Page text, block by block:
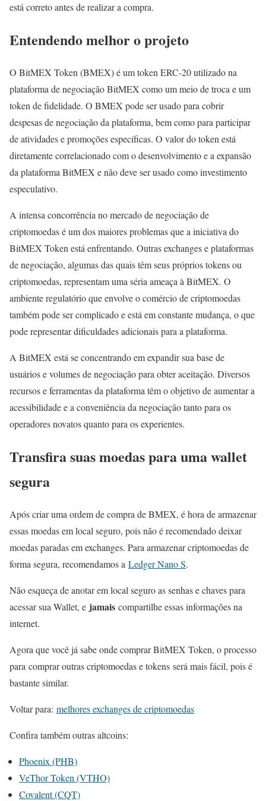
está correto antes de realizar a compra.
Entendendo melhor o projeto
O BitMEX Token (BMEX) é um token ERC-20 utilizado na
plataforma de negociação BitMEX como um meio de troca e um
token de fidelidade. O BMEX pode ser usado para cobrir
despesas de negociação da plataforma, bem como para participar
de atividades e promoções específicas. O valor do token está
diretamente correlacionado com o desenvolvimento e a expansão
da plataforma BitMEX e não deve ser usado como investimento
especulativo.
A intensa concorrência no mercado de negociação de
criptomoedas é um dos maiores problemas que a iniciativa do
BitMEX Token está enfrentando. Outras exchanges e plataformas
de negociação, algumas das quais têm seus próprios tokens ou
criptomoedas, representam uma séria ameaça à BitMEX. O
ambiente regulatório que envolve o comércio de criptomoedas
também pode ser complicado e está em constante mudança, o que
pode representar dificuldades adicionais para a plataforma.
A BitMEX está se concentrando em expandir sua base de
usuários e volumes de negociação para obter aceitação. Diversos
recursos e ferramentas da plataforma têm o objetivo de aumentar a
acessibilidade e a conveniência da negociação tanto para os
operadores novatos quanto para os experientes.
Transfira suas moedas para uma wallet
segura
Após criar uma ordem de compra de BMEX, é hora de armazenar
essas moedas em local seguro, pois não é recomendado deixar
moedas paradas em exchanges. Para armazenar criptomoedas de
forma segura, recomendamos a Ledger Nano S.
Não esqueça de anotar em local seguro as senhas e chaves para
acessar sua Wallet, e jamais compartilhe essas informações na
internet.
Agora que você já sabe onde comprar BitMEX Token, o processo
para comprar outras criptomoedas e tokens será mais fácil, pois é
bastante similar.
Voltar para: melhores exchanges de criptomoedas
Confira também outras altcoins:
Phoenix (PHB)
VeThor Token (VTHO)
Covalent (CQT)